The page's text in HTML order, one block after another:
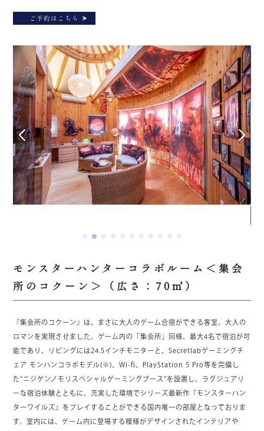
ご予約はこちら
モンスターハンターコラボルーム＜集会
所のコクーン＞（広さ：70㎡）
『集会所のコクーン』は、まさに大人のゲーム合宿ができる客室。大人の
ロマンを実現させました。ゲーム内の「集会所」同様、最大4名で宿泊が可
能であり、リビングには24.5インチモニターと、Secretlabゲーミングチ
ェア モンハンコラボモデル(※)、Wi-fi、PlayStation 5 Pro等を完備し
た“ニジゲンノモリスペシャルゲーミングブース”を設置し、ラグジュアリ
ーな宿泊体験とともに、充実した環境でシリーズ最新作『モンスターハン
ターワイルズ』をプレイすることができる国内唯一の部屋となっておりま
す。室内には、ゲーム内に登場する模様がデザインされたインテリアや